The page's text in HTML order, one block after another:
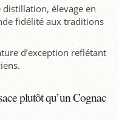
élevage en
fidélité aux traditions
d’exception reflétant
plutôt qu’un Cognac